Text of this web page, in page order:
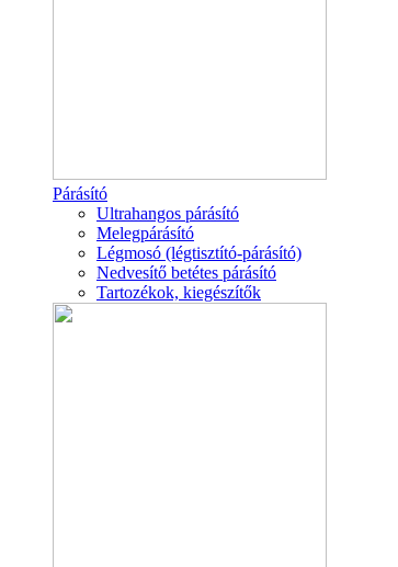
Párásító
Ultrahangos párásító
Melegpárásító
Légmosó (légtisztító-párásító)
Nedvesítő betétes párásító
Tartozékok, kiegészítők